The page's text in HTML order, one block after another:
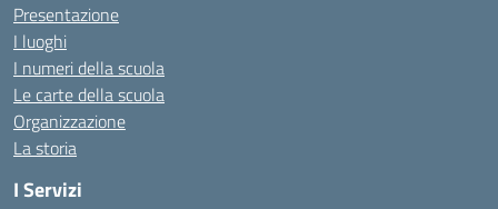
Presentazione
I luoghi
I numeri della scuola
Le carte della scuola
Organizzazione
La storia
I Servizi